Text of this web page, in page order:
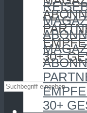
30+
30+